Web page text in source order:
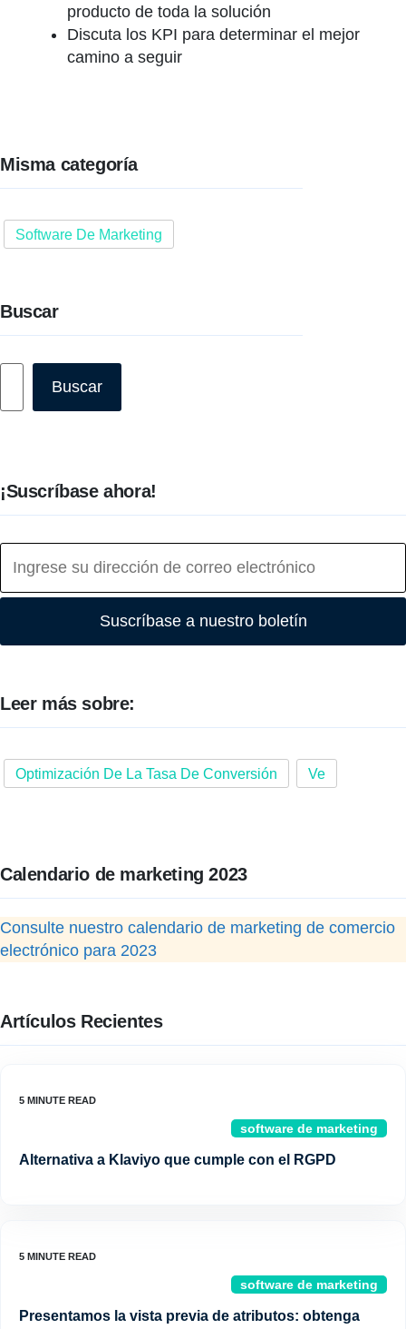
producto de toda la solución
Discuta los KPI para determinar el mejor
camino a seguir
Misma categoría
Software De Marketing
Buscar
Buscar
¡Suscríbase ahora!
Suscríbase a nuestro boletín
Leer más sobre:
Optimización De La Tasa De Conversión Ve
Calendario de marketing 2023
Consulte nuestro calendario de marketing de comercio
electrónico para 2023
Artículos Recientes
software de marketing
Alternativa a Klaviyo que cumple con el RGPD
software de marketing
Presentamos la vista previa de atributos: obtenga